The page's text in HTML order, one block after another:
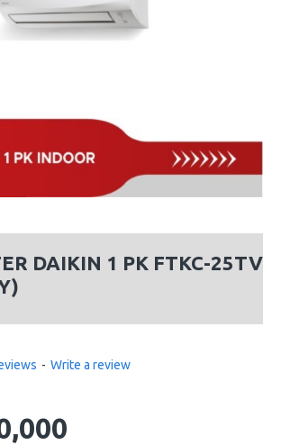
DAIKIN 1 PK FTKC-25TV
- Write a review